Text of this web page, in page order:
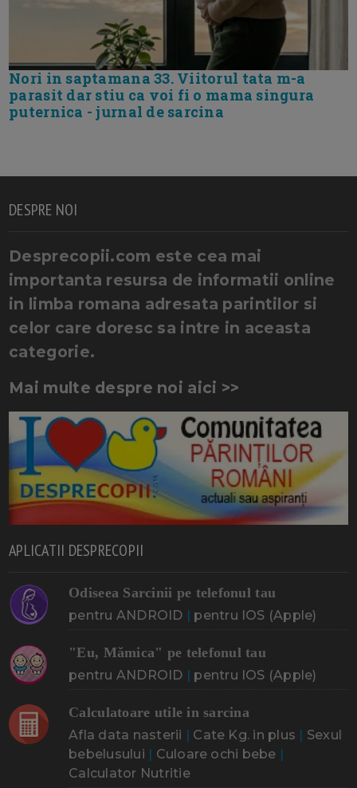
Nori in saptamana 33. Viitorul tata m-a
parasit dar stiu ca voi fi o mama singura
puternica - jurnal de sarcina
DESPRE NOI
Desprecopii.com este cea mai
importanta resursa de informatii online
in limba romana adresata parintilor si
celor care doresc sa intre in aceasta
categorie.
Mai multe despre noi aici >>
APLICATII DESPRECOPII
Odiseea Sarcinii pe telefonul tau
pentru ANDROID | pentru IOS (Apple)
"Eu, Mămica" pe telefonul tau
pentru ANDROID | pentru IOS (Apple)
Calculatoare utile in sarcina
Afla data nasterii | Cate Kg. in plus | Sexul
bebelusului | Culoare ochi bebe |
Calculator Nutritie